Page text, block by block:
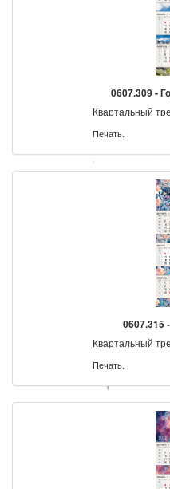
0607.309 -
Квартальный
Печать.
0607.315
Квартальный
Печать.